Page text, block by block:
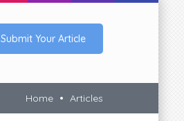
Submit Your Article
Home Articles